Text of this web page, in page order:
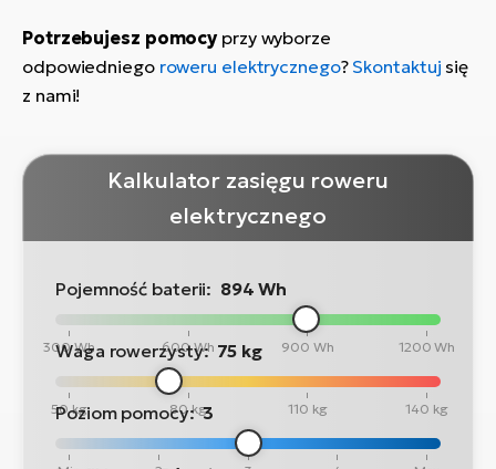
Potrzebujesz pomocyprzy wyborze
odpowiedniego roweru elektrycznego? Skontaktuj się
z nami!
Kalkulator zasięgu roweru
elektrycznego
Pojemność baterii: 894 Wh
300 Wh 600 Wh 900 Wh 1200 Wh
Waga rowerzysty: 75 kg
50 kg 80 kg 110 kg 140 kg
Poziom pomocy: 3